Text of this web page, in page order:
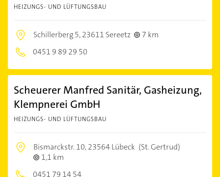
HEIZUNGS- UND LÜFTUNGSBAU
Schillerberg 5,23611 Sereetz
7 km
0451 9 89 29 50
Scheuerer Manfred Sanitär, Gasheizung,
Klempnerei GmbH
HEIZUNGS- UND LÜFTUNGSBAU
Bismarckstr. 10,23564 Lübeck (St. Gertrud)
1,1 km
0451 79 14 54